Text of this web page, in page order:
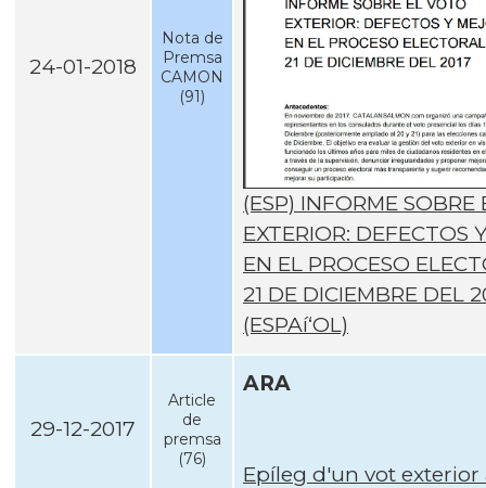
24-01-2018
Nota de
Premsa
CAMON
(91)
(ESP) INFORME SOBRE
EXTERIOR: DEFECTOS
EN EL PROCESO
21 DE DICIEMBRE DEL
(ESPAí‘OL)
29-12-2017
Article
de
premsa
(76)
ARA
Epí­leg d'un vot